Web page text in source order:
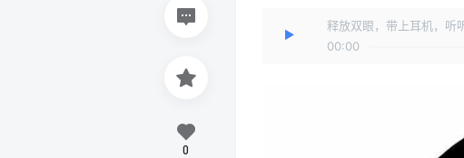
释放双眼，带上耳机，听
00:00
0